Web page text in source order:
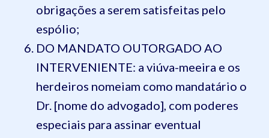
obrigações a serem satisfeitas pelo
espólio;
DO MANDATO OUTORGADO AO
INTERVENIENTE: a viúva-meeira e os
herdeiros nomeiam como mandatário o
Dr. [nome do advogado], com poderes
especiais para assinar eventual